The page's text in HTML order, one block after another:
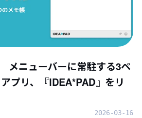
メニューバーに常駐する3ペ
プリ、『IDEA*PAD』をリ
2026-03-16